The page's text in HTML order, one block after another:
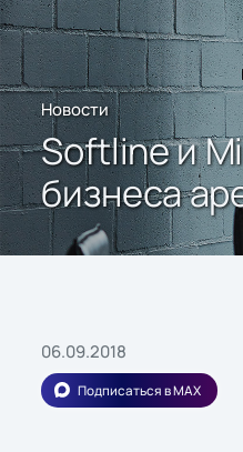
Новости
Softline и
бизнеса
06.09.2018
Подписаться в MAX